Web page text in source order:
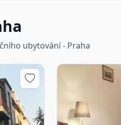
ubytování - Praha